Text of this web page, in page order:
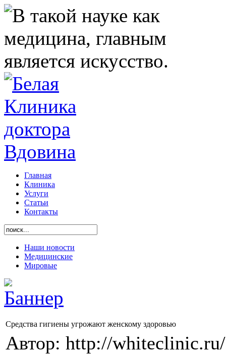
Главная
Клиника
Услуги
Статьи
Контакты
Наши новости
Медицинские
Мировые
Средства гигиены угрожают женскому здоровью
Автор: http://